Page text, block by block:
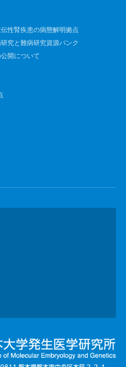
性腎疾患の病態解明拠点
究と難病研究資源バンク
開について